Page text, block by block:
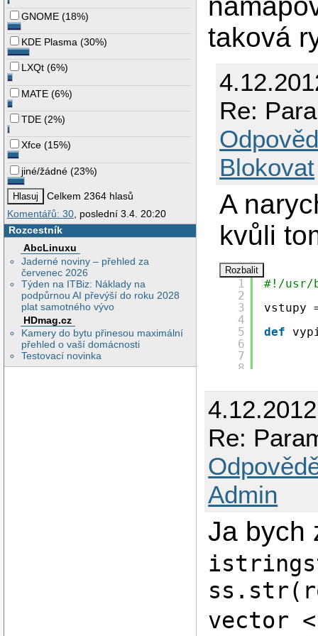
GNOME (18%)
KDE Plasma (30%)
LXQt (6%)
MATE (6%)
TDE (2%)
Xfce (15%)
jiné/žádné (23%)
Celkem 2364 hlasů
Komentářů: 30, poslední 3.4. 20:20
Rozcestník
AbcLinuxu
Jaderné noviny – přehled za
červenec 2026
Týden na ITBiz: Náklady na
podpůrnou AI převýší do roku 2028
plat samotného vývo
HDmag.cz
Kamery do bytu přinesou maximální
přehled o vaší domácnosti
Testovací novinka
taková
Re:
Blokovat
A
kvůli
1
2
3
4
5
6
7
8
10
11
12
14
16
17
18
19
21
22
24
25
26
27
29
#!/usr/
def
end
Re:
Admin
Ja bych
vector